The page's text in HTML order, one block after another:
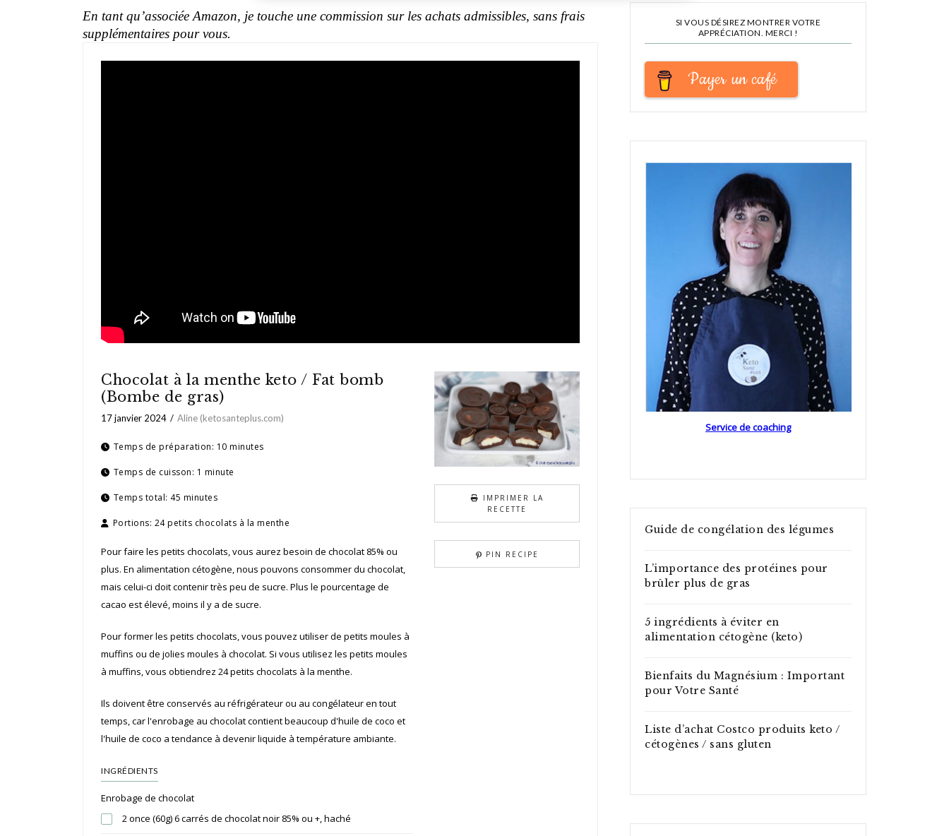
En tant qu’associée Amazon, je touche une commission sur les achats admissibles, sans frais
supplémentaires pour vous.
IMPRIMER LA
RECETTE
PIN RECIPE
Chocolat à la menthe keto / Fat bomb
(Bombe de gras)
17 janvier 2024 Aline (ketosanteplus.com)
Temps de préparation: 10 minutes
Temps de cuisson: 1 minute
Temps total: 45 minutes
Portions: 24 petits chocolats à la menthe
Pour faire les petits chocolats, vous aurez besoin de chocolat 85% ou
plus. En alimentation cétogène, nous pouvons consommer du chocolat,
mais celui-ci doit contenir très peu de sucre. Plus le pourcentage de
cacao est élevé, moins il y a de sucre.
Pour former les petits chocolats, vous pouvez utiliser de petits moules à
muffins ou de jolies moules à chocolat. Si vous utilisez les petits moules
à muffins, vous obtiendrez 24 petits chocolats à la menthe.
Ils doivent être conservés au réfrigérateur ou au congélateur en tout
temps, car l'enrobage au chocolat contient beaucoup d'huile de coco et
l'huile de coco a tendance à devenir liquide à température ambiante.
INGRÉDIENTS
Enrobage de chocolat
2 once (60g) 6 carrés de chocolat noir 85% ou +, haché
SI VOUS DÉSIREZ MONTRER VOTRE
APPRÉCIATION. MERCI !
Payer un café
Service de coaching
Guide de congélation des légumes
L’importance des protéines pour
brûler plus de gras
5 ingrédients à éviter en
alimentation cétogène (keto)
Bienfaits du Magnésium : Important
pour Votre Santé
Liste d’achat Costco produits keto /
cétogènes / sans gluten